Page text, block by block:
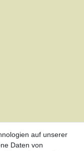
auf unserer
Daten von